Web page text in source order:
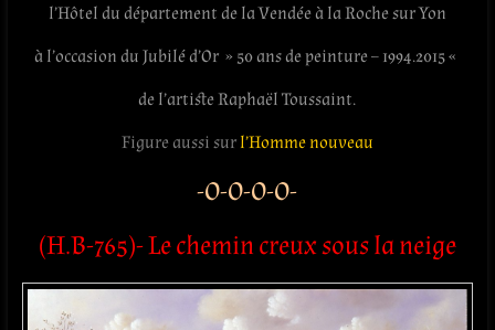
l’Hôtel du département de la Vendée à la Roche sur Yon
à l’occasion du Jubilé d’Or » 50 ans de peinture – 1994.2015 «
de l’artiste Raphaël Toussaint.
Figure aussi surl’Homme nouveau
-O-O-O-O-
(H.B-765)- Le chemin creux sous la neige